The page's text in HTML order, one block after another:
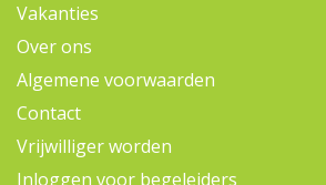
Vakanties
Over ons
Algemene voorwaarden
Contact
Vrijwilliger worden
Inloggen voor begeleiders